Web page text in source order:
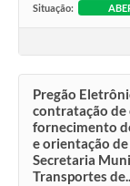
Situação:
Pregão
contratação de
fornecimento
e orientação
Secretaria
Transportes